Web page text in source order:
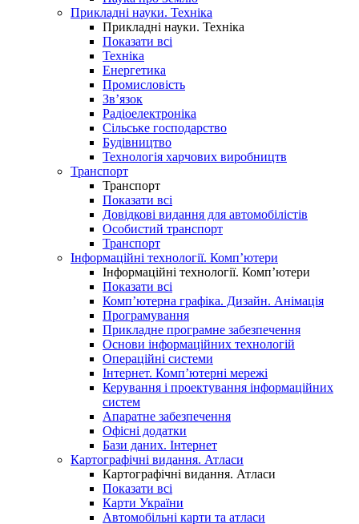
Прикладні науки. Техніка
Прикладні науки. Техніка
Показати всі
Техніка
Енергетика
Промисловість
Зв’язок
Радіоелектроніка
Сільське господарство
Будівництво
Технологія харчових виробництв
Транспорт
Транспорт
Показати всі
Довідкові видання для автомобілістів
Особистий транспорт
Транспорт
Інформаційні технології. Комп’ютери
Інформаційні технології. Комп’ютери
Показати всі
Комп’ютерна графіка. Дизайн. Анімація
Програмування
Прикладне програмне забезпечення
Основи інформаційних технологій
Операційні системи
Інтернет. Комп’ютерні мережі
Керування і проектування інформаційних
систем
Апаратне забезпечення
Офісні додатки
Бази даних. Інтернет
Картографічні видання. Атласи
Картографічні видання. Атласи
Показати всі
Карти України
Автомобільні карти та атласи